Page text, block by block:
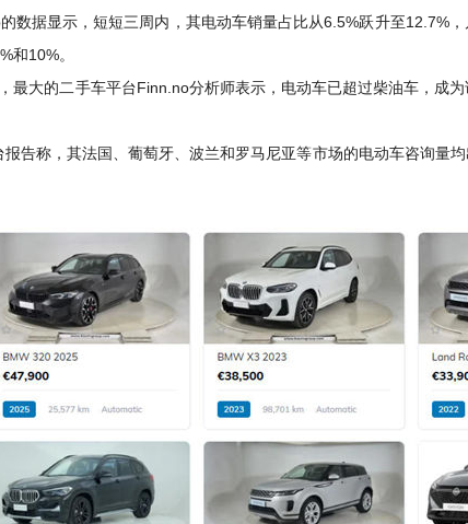
数据显示，短短三周内，其电动车销量占比从6.5%跃升至12.7%
和10%。
最大的二手车平台Finn.no分析师表示，电动车已超过柴油车，成
告称，其法国、葡萄牙、波兰和罗马尼亚等市场的电动车咨询量